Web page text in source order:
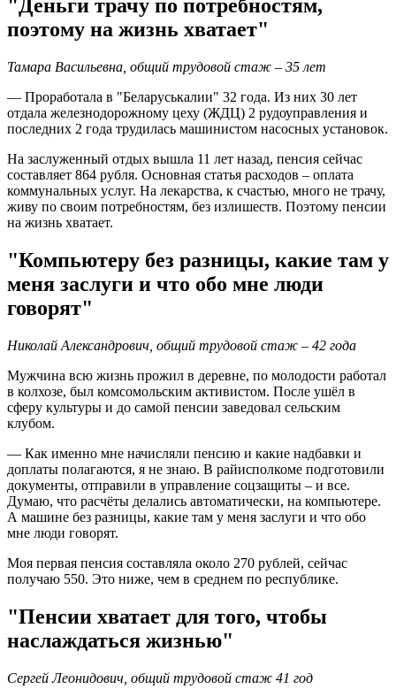
"Деньги трачу по потребностям,
поэтому на жизнь хватает"
Тамара Васильевна, общий трудовой стаж – 35 лет
— Проработала в "Беларуськалии" 32 года. Из них 30 лет
отдала железнодорожному цеху (ЖДЦ) 2 рудоуправления и
последних 2 года трудилась машинистом насосных установок.
На заслуженный отдых вышла 11 лет назад, пенсия сейчас
составляет 864 рубля. Основная статья расходов – оплата
коммунальных услуг. На лекарства, к счастью, много не трачу,
живу по своим потребностям, без излишеств. Поэтому пенсии
на жизнь хватает.
"Компьютеру без разницы, какие там у
меня заслуги и что обо мне люди
говорят"
Николай Александрович, общий трудовой стаж – 42 года
Мужчина всю жизнь прожил в деревне, по молодости работал
в колхозе, был комсомольским активистом. После ушёл в
сферу культуры и до самой пенсии заведовал сельским
клубом.
— Как именно мне начисляли пенсию и какие надбавки и
доплаты полагаются, я не знаю. В райисполкоме подготовили
документы, отправили в управление соцзащиты – и все.
Думаю, что расчёты делались автоматически, на компьютере.
А машине без разницы, какие там у меня заслуги и что обо
мне люди говорят.
Моя первая пенсия составляла около 270 рублей, сейчас
получаю 550. Это ниже, чем в среднем по республике.
"Пенсии хватает для того, чтобы
наслаждаться жизнью"
Сергей Леонидович, общий трудовой стаж 41 год